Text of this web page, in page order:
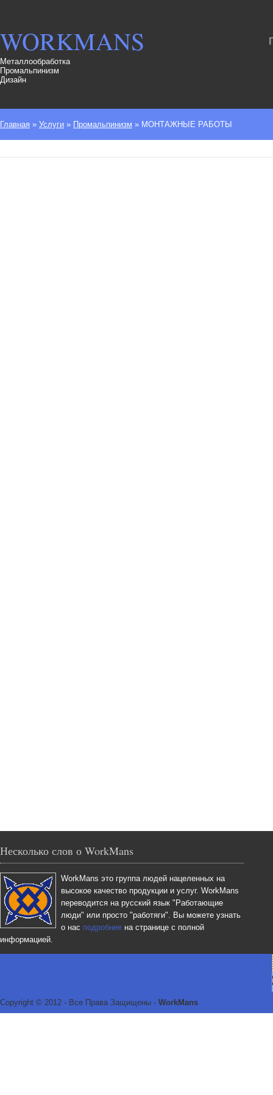
WORKMANS
Металлообработка
Промальпинизм
Дизайн
Главная » Услуги » Промальпинизм » МОНТАЖНЫЕ РАБОТЫ
Несколько слов о WorkMans
WorkMans это группа людей нацеленных на
высокое качество продукции и услуг. WorkMans
переводится на русский язык "Работающие
люди" или просто "работяги". Вы можете узнать
о нас подробнее на странице с полной
информацией.
Copyright © 2012 - Все Права Защищены - WorkMans